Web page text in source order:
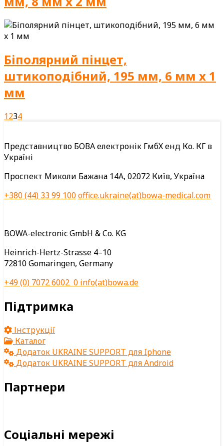
Біполярний пінцет,
штикоподібний, 195 мм, 6 мм x 1
мм
1234
Представництво БОВА електронік ГмбХ енд Ко. КГ в
Україні
Проспект Миколи Бажана 14А, 02072 Київ, Україна
+380 (44) 33 99 100office.ukraine(at)bowa-medical.com
BOWA-electronic GmbH & Co. KG
Heinrich-Hertz-Strasse 4–10
72810 Gomaringen, Germany
+49 (0) 7072 6002 0 info(at)bowa.de
Підтримка
Інструкції
Каталог
Додаток UKRAINE SUPPORT для Iphone
Додаток UKRAINE SUPPORT для Android
Партнери
Соціальні мережі